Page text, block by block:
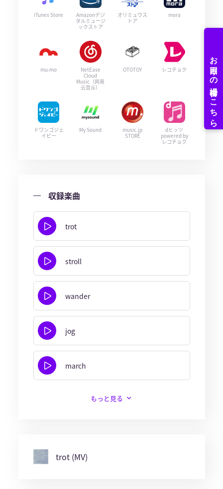
iTunes Store
Amazonデジ
タルミュージ
ックストア
オリミュウス
トア
mora
mu-mo
NetEase
Cloud
Music（网易
云音乐）
OTOTOY レコチョク
ドワンゴジェ
イピー
My Sound
music.jp
STORE
dヒッツ
powered by
レコチョク
収録楽曲
trot
stroll
wander
jog
march
もっと見る
trot (MV)